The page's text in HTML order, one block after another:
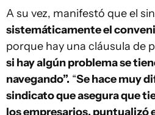
A su vez, manifestó que el
sistemáticamente el
porque hay una cláusula de
si hay algún problema se
navegando”. “Se hace muy
sindicato que asegura que
los empresarios, puntualizó